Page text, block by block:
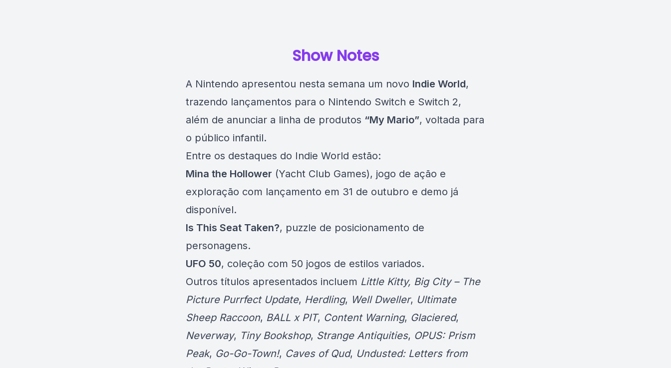
Show Notes
A Nintendo apresentou nesta semana um novo Indie World,
trazendo lançamentos para o Nintendo Switch e Switch 2,
além de anunciar a linha de produtos “My Mario”, voltada para
o público infantil.
Entre os destaques do Indie World estão:
Mina the Hollower (Yacht Club Games), jogo de ação e
exploração com lançamento em 31 de outubro e demo já
disponível.
Is This Seat Taken?, puzzle de posicionamento de
personagens.
UFO 50, coleção com 50 jogos de estilos variados.
Outros títulos apresentados incluem Little Kitty, Big City – The
Picture Purrfect Update, Herdling, Well Dweller, Ultimate
Sheep Raccoon, BALL x PIT, Content Warning, Glaciered,
Neverway, Tiny Bookshop, Strange Antiquities, OPUS: Prism
Peak, Go-Go-Town!, Caves of Qud, Undusted: Letters from